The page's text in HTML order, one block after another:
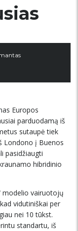
Europos
parduodamą iš
sutaupė tiek
Londono į Buenos
pasidžiaugti
hibridinio
modelio vairuotojų
vidutiniškai per
nei 10 tūkst.
standartu, iš